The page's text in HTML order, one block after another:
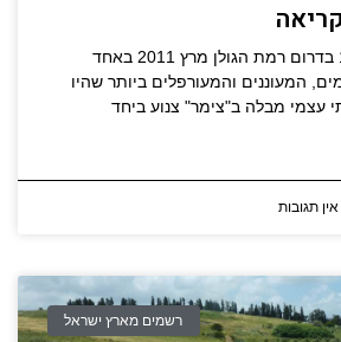
בעקבות חטיבה 188 בדרום רמת הגולן מרץ 2011 באחד
המעוננים והמעורפלים ביותר שהיו
עצמי מבלה ב"צימר" צנוע ביחד
אין תגובות
רשמים מארץ ישראל